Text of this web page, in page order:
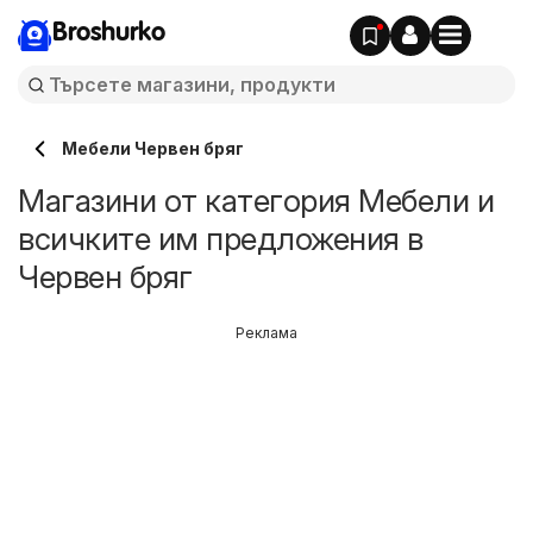
Broshurko
Мебели Червен бряг
Магазини от категория Мебели и
всичките им предложения в
Червен бряг
Реклама